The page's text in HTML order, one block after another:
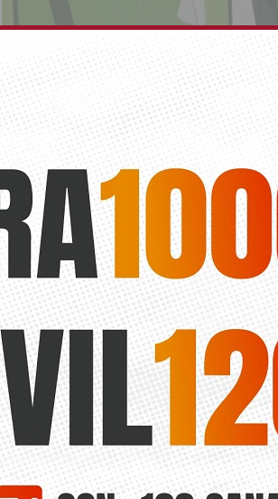
Benejúzar dona 2,7 toneladas
21/09/2016 Diario de la vega
Los benejucenses han contribuido a proteger
toneladas de CO2 Imagen de archivo
COMARCA